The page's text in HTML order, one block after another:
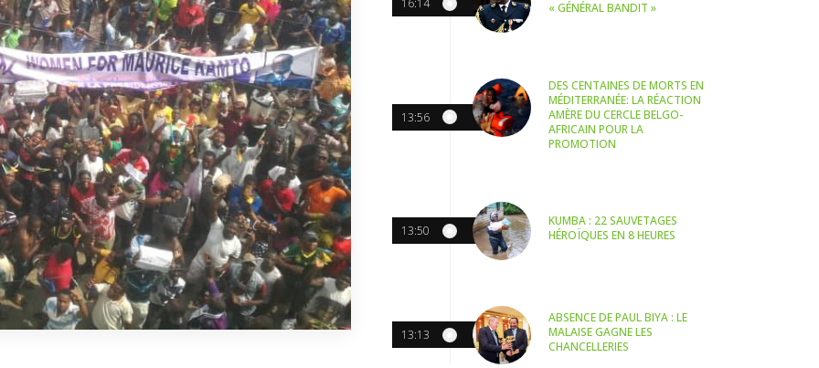
16:14
« GÉNÉRAL BANDIT »
13:56
DES CENTAINES DE MORTS EN
MÉDITERRANÉE: LA RÉACTION
AMÈRE DU CERCLE BELGO-
AFRICAIN POUR LA
PROMOTION
13:50
KUMBA : 22 SAUVETAGES
HÉROÏQUES EN 8 HEURES
13:13
ABSENCE DE PAUL BIYA : LE
MALAISE GAGNE LES
CHANCELLERIES